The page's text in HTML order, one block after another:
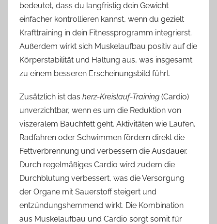
bedeutet, dass du langfristig dein Gewicht
einfacher kontrollieren kannst, wenn du gezielt
Krafttraining in dein Fitnessprogramm integrierst.
Außerdem wirkt sich Muskelaufbau positiv auf die
Körperstabilität und Haltung aus, was insgesamt
zu einem besseren Erscheinungsbild führt.
Zusätzlich ist das herz-Kreislauf-Training (Cardio)
unverzichtbar, wenn es um die Reduktion von
viszeralem Bauchfett geht. Aktivitäten wie Laufen,
Radfahren oder Schwimmen fördern direkt die
Fettverbrennung und verbessern die Ausdauer.
Durch regelmäßiges Cardio wird zudem die
Durchblutung verbessert, was die Versorgung
der Organe mit Sauerstoff steigert und
entzündungshemmend wirkt. Die Kombination
aus Muskelaufbau und Cardio sorgt somit für